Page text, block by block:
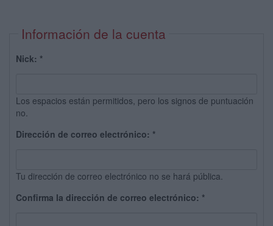
Información de la cuenta
Nick: *
Los espacios están permitidos, pero los signos de puntuación
no.
Dirección de correo electrónico: *
Tu dirección de correo electrónico no se hará pública.
Confirma la dirección de correo electrónico: *